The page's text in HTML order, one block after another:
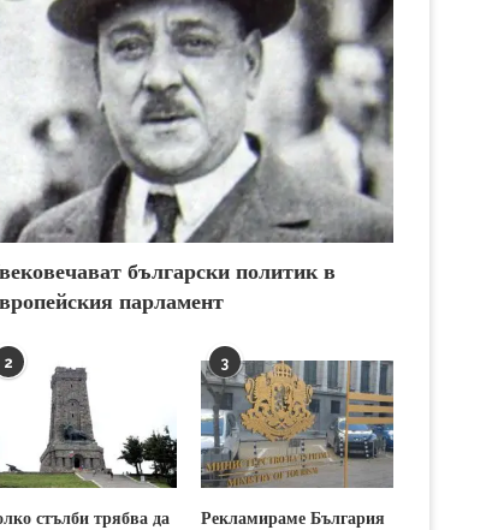
български политик в
парламент
2
стълби трябва да
3
Рекламираме България